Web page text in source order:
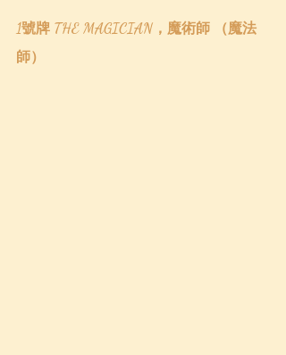
1號牌 THE MAGICIAN，魔術師 （魔法
師）